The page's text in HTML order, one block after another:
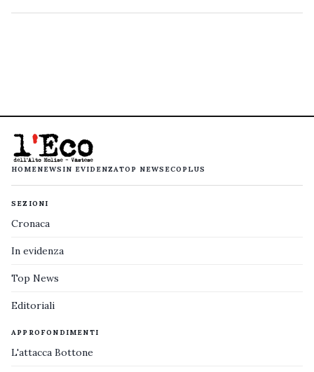
HOMENEWS IN EVIDENZATOP NEWS ECOPLUS
SEZIONI
Cronaca
In evidenza
Top News
Editoriali
APPROFONDIMENTI
L'attacca Bottone